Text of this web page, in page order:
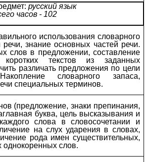
русский язык
часов - 102
использования словарного
речи, знание основных частей речи.
слов в предложении, составление
текстов из заданных
различать предложения по цели
словарного запаса,
специальных терминов.
(предложение, знаки препинания,
буква, цель высказывания и
слова в словосочетании и
на слух ударения в словах,
рода имен существительных,
однокоренных слов.